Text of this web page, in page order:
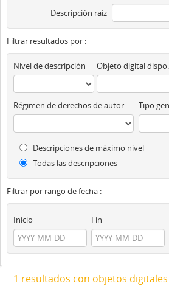
Descripción raíz
Filtrar resultados por :
Nivel de descripción
Régimen de derechos de autor Tipo
Descripciones de máximo nivel
Todas las descripciones
Filtrar por rango de fecha :
Inicio Fin
1 resultados con objetos digitales